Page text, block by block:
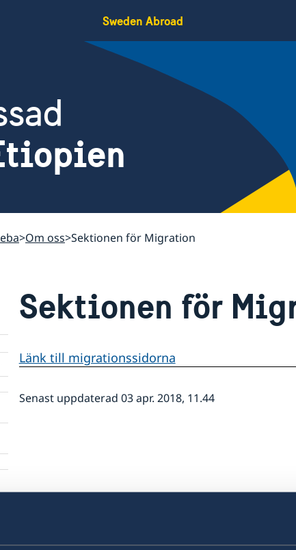
Sweden Abroad
Om oss Sektionen för Migration
Sektionen för
Länk till migrationssidorna
Senast uppdaterad 03 apr. 2018, 11.44